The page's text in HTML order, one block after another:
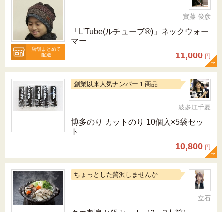
店舗まとめて
配送
實藤 俊彦
「L'Tube(ルチューブ®)」ネックウォー
マー
11,000 円
創業以来人気ナンバー１商品
波多江千夏
博多のり カットのり 10個入×5袋セッ
ト
10,800 円
ちょっとした贅沢しませんか
立石